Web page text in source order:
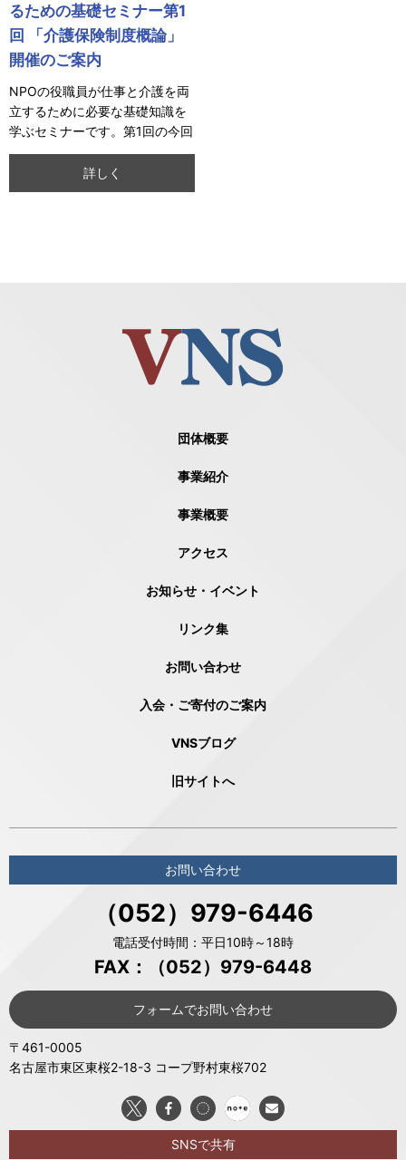
るための基礎セミナー第1
回 「介護保険制度概論」
開催のご案内
NPOの役職員が仕事と介護を両
立するために必要な基礎知識を
学ぶセミナーです。第1回の今回
は、介護保険制度について取り
詳しく
団体概要
事業紹介
事業概要
アクセス
お知らせ・イベント
リンク集
お問い合わせ
入会・ご寄付のご案内
VNSブログ
旧サイトへ
お問い合わせ
（052）979-6446
電話受付時間：平日10時～18時
FAX：（052）979-6448
フォームでお問い合わせ
〒461-0005
名古屋市東区東桜2-18-3 コープ野村東桜702
SNSで共有